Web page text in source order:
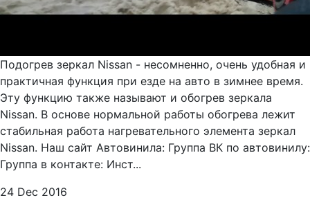
Подогрев зеркал Nissan - несомненно, очень удобная и
практичная функция при езде на авто в зимнее время.
Эту функцию также называют и обогрев зеркала
Nissan. В основе нормальной работы обогрева лежит
стабильная работа нагревательного элемента зеркал
Nissan. Наш сайт Автовинила: Группа ВК по автовинилу:
Группа в контакте: Инст...
24 Dec 2016